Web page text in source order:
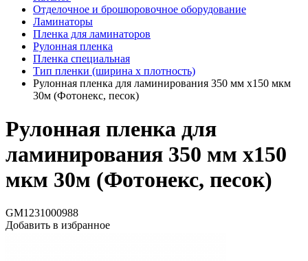
Отделочное и брошюровочное оборудование
Ламинаторы
Пленка для ламинаторов
Рулонная пленка
Пленка специальная
Тип пленки (ширина х плотность)
Рулонная пленка для ламинирования 350 мм х150 мкм
30м (Фотонекс, песок)
Рулонная пленка для
ламинирования 350 мм х150
мкм 30м (Фотонекс, песок)
GM1231000988
Добавить в избранное